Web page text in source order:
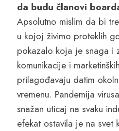
da budu članovi
Apsolutno mislim da bi
u kojoj živimo proteklih
pokazalo koja je snaga i
komunikacije i
prilagođavaju datim
vremenu. Pandemija
snažan uticaj na svaku
efekat ostavila je na svet